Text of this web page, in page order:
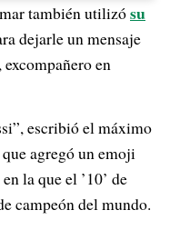
también utilizósu
dejarle un mensaje
en
escribió el máximo
agregó un emoji
la que el ’10’ de
campeón del mundo.